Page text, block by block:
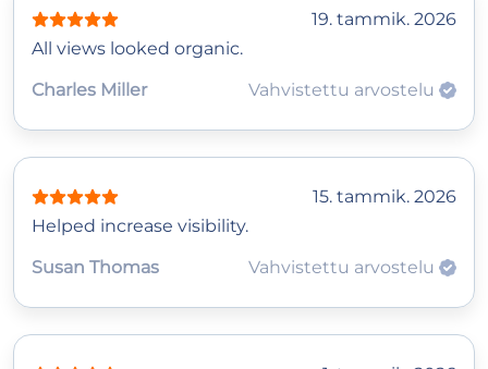
19. tammik. 2026
All views looked organic.
Charles Miller
Vahvistettu arvostelu
15. tammik. 2026
Helped increase visibility.
Susan Thomas
Vahvistettu arvostelu